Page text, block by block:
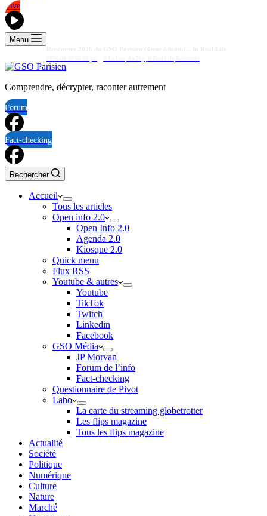
Live
Menu
Comprendre, décrypter, raconter autrement
Forum
Fact-checking
Rechercher
Accueil
Tous les articles
Open info 2.0
Open Info 2.0
Agenda 2.0
Kiosque 2.0
Quick menu
Flux RSS
Youtube & autres
Youtube
TikTok
Twitch
Linkedin
Facebook
GSO Média
JP Morvan
Forum de l’info
Fact-checking
Questionnaire de Pivot
Labo
La carte du streaming globetrotter
Les flips magazine
Tous les flips magazine
Actualité
Société
Politique
Numérique
Culture
Nature
Marché